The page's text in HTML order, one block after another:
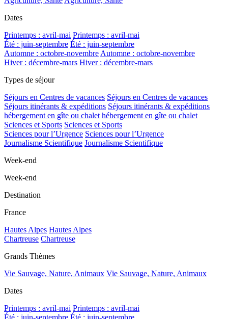
Dates
Printemps : avril-mai Printemps : avril-mai
Été : juin-septembre Été : juin-septembre
Automne : octobre-novembreAutomne : octobre-novembre
Hiver : décembre-mars Hiver : décembre-mars
Types de séjour
Séjours en Centres de vacances Séjours en Centres de vacances
Séjours itinérants & expéditions Séjours itinérants & expéditions
hébergement en gîte ou chalet hébergement en gîte ou chalet
Sciences et Sports Sciences et Sports
Sciences pour l’Urgence Sciences pour l’Urgence
Journalisme Scientifique Journalisme Scientifique
Week-end
Week-end
Destination
France
Hautes Alpes Hautes Alpes
Chartreuse Chartreuse
Grands Thèmes
Vie Sauvage, Nature, Animaux Vie Sauvage, Nature, Animaux
Dates
Printemps : avril-mai Printemps : avril-mai